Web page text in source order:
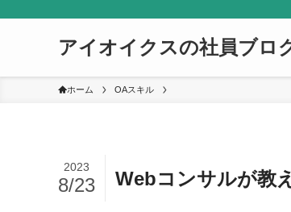
アイオイクスの社員ブロ
ホーム OAスキル
Webコンサルが教
2023
8/23